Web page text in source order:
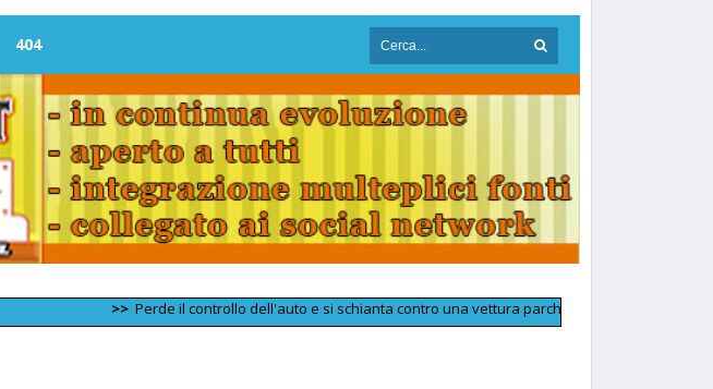
404
Perde il controllo dell'auto e si schianta contro una vettura parcheggiata: muore a 25 anni